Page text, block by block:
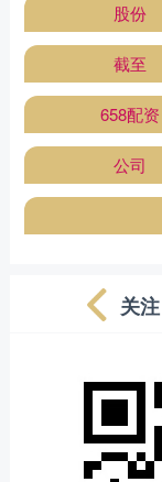
股份
截至
658配资
公司
关